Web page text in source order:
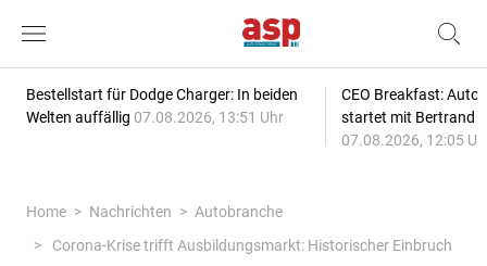
Bestellstart für Dodge Charger: In beiden
Welten auffällig 07.08.2026, 13:51 Uhr
CEO Breakfast:
startet mit Bertrand
07.08.2026, 12:05
Home Nachrichten
Autobranche
Corona-Krise trifft Ausbildungsmarkt: Historischer Einbruch